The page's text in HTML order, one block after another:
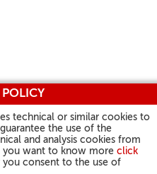
technical or similar cookies to
the use of the
and analysis cookies from
you want to know more click
you consent to the use of